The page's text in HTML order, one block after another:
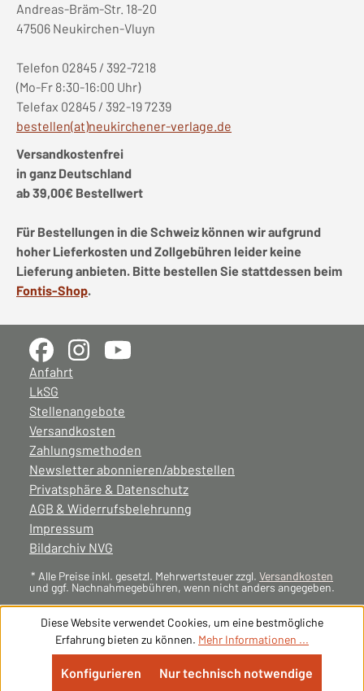
Andreas-Bräm-Str. 18-20
47506 Neukirchen-Vluyn
Telefon 02845 / 392-7218
(Mo-Fr 8:30-16:00 Uhr)
Telefax 02845 / 392-19 7239
bestellen(at)neukirchener-verlage.de
Versandkostenfrei
in ganz Deutschland
ab 39,00€ Bestellwert
Für Bestellungen in die Schweiz können wir aufgrund
hoher Lieferkosten und Zollgebühren leider keine
Lieferung anbieten. Bitte bestellen Sie stattdessen beim
Fontis-Shop.
Anfahrt
LkSG
Stellenangebote
Versandkosten
Zahlungsmethoden
Newsletter abonnieren/abbestellen
Privatsphäre & Datenschutz
AGB & Widerrufsbelehrunng
Impressum
Bildarchiv NVG
* Alle Preise inkl. gesetzl. Mehrwertsteuer zzgl. Versandkosten
und ggf. Nachnahmegebühren, wenn nicht anders angegeben.
Diese Website verwendet Cookies, um eine bestmögliche
Erfahrung bieten zu können. Mehr Informationen ...
Nur technisch notwendige
Konfigurieren